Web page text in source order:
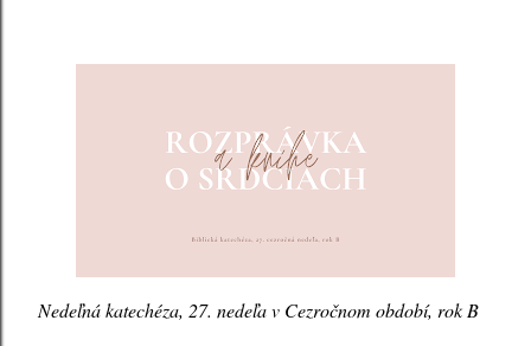
Nedeľná katechéza, 27. nedeľa v Cezročnom období, rok B